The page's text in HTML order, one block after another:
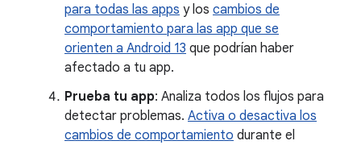
para todas las apps y los cambios de
comportamiento para las app que se
orienten a Android 13 que podrían haber
afectado a tu app.
Prueba tu app: Analiza todos los flujos para
detectar problemas. Activa o desactiva los
cambios de comportamiento durante el